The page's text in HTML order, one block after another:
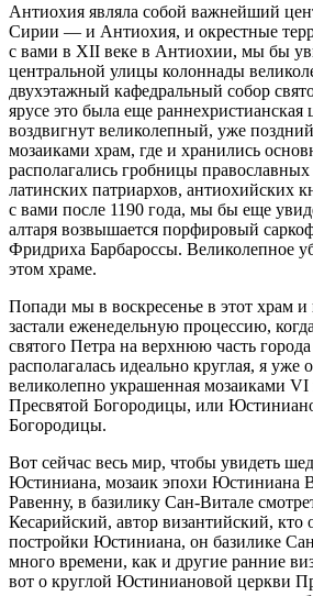
Антиохия являла собой важнейший
Сирии — и Антиохия, и окрестные
с вами в XII веке в Антиохии, мы бы
центральной улицы колоннады
двухэтажный кафедральный собор
ярусе это была еще раннехристианская
воздвигнут великолепный, уже
мозаиками храм, где и хранились
располагались гробницы
латинских патриархов, антиохийских
с вами после 1190 года, мы бы еще
алтаря возвышается порфировый
Фридриха Барбароссы. Великолепное
этом храме.
Попади мы в воскресенье в этот храм
застали еженедельную процессию,
святого Петра на верхнюю часть города
располагалась идеально круглая, я уже
великолепно украшенная мозаиками VI
Пресвятой Богородицы, или
Богородицы.
Вот сейчас весь мир, чтобы увидеть
Юстиниана, мозаик эпохи Юстиниана
Равенну, в базилику Сан-Витале
Кесарийский, автор византийский, кто
постройки Юстиниана, он базилике
много времени, как и другие ранние
вот о круглой Юстиниановой церкви